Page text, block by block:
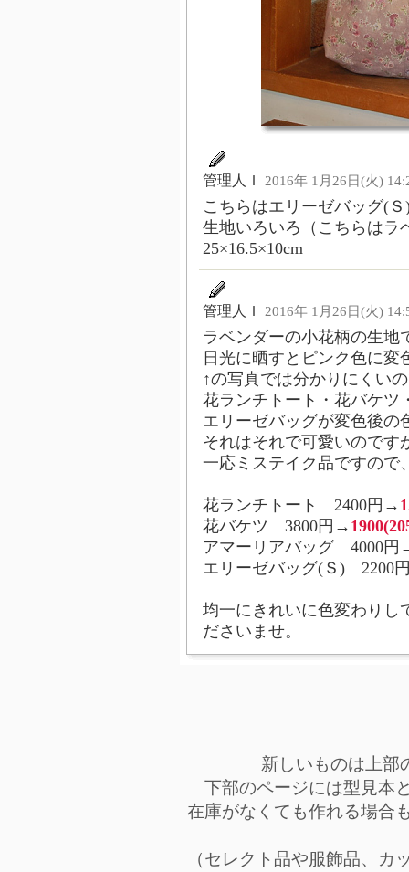
管理人Ｉ 2016年 1月26日(火)
こちらはエリーゼバッグ(
生地いろいろ（こちらはラ
25×16.5×10cm
管理人Ｉ 2016年 1月26日(火)
ラベンダーの小花柄の生地
日光に晒すとピンク色に変
↑の写真では分かりにくい
花ランチトート・花バケツ
エリーゼバッグが変色後の
それはそれで可愛いのです
一応ミステイク品ですので
花ランチトート 2400円→
花バケツ 3800円→
アマーリアバッグ 4000
エリーゼバッグ(Ｓ) 2200
均一にきれいに色変わりし
ださいませ。
新しいものは上部
下部のページには型見本
在庫がなくても作れる場合
（セレクト品や服飾品、